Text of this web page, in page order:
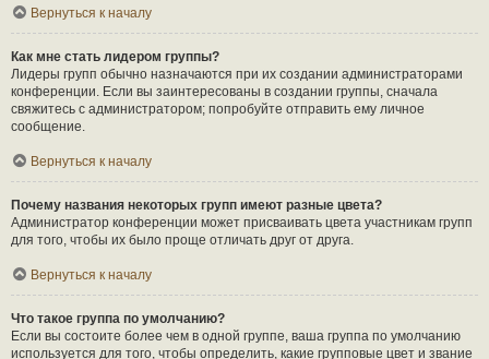
Вернуться к началу
Как мне стать лидером группы?
Лидеры групп обычно назначаются при их создании администраторами
конференции. Если вы заинтересованы в создании группы, сначала
свяжитесь с администратором; попробуйте отправить ему личное
сообщение.
Вернуться к началу
Почему названия некоторых групп имеют разные цвета?
Администратор конференции может присваивать цвета участникам групп
для того, чтобы их было проще отличать друг от друга.
Вернуться к началу
Что такое группа по умолчанию?
Если вы состоите более чем в одной группе, ваша группа по умолчанию
используется для того, чтобы определить, какие групповые цвет и звание